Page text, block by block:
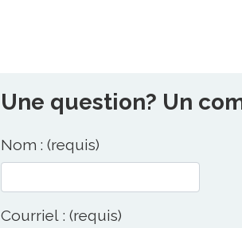
Une question? Un
Nom : (requis)
Courriel : (requis)